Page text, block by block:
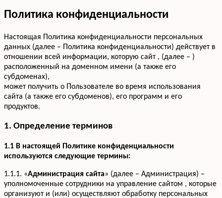
Политика конфиденциальности
Настоящая Политика конфиденциальности персональных
данных (далее – Политика конфиденциальности) действует в
отношении всей информации, которую сайт , (далее – )
расположенный на доменном имени (а также его
субдоменах),
может получить о Пользователе во время использования
сайта (а также его субдоменов), его программ и его
продуктов.
1. Определение терминов
1.1 В настоящей Политике конфиденциальности
используются следующие термины:
1.1.1. «Администрация сайта» (далее – Администрация) –
уполномоченные сотрудники на управление сайтом , которые
организуют и (или) осуществляют обработку персональных